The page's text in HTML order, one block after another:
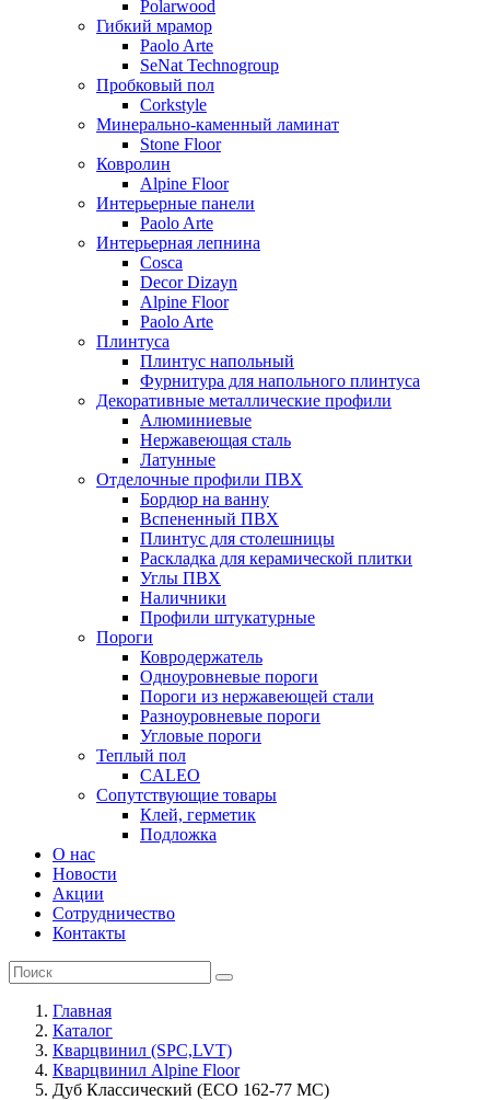
Polarwood
Гибкий мрамор
Paolo Arte
SeNat Technogroup
Пробковый пол
Corkstyle
Минерально-каменный ламинат
Stone Floor
Ковролин
Alpine Floor
Интерьерные панели
Paolo Arte
Интерьерная лепнина
Cosca
Decor Dizayn
Alpine Floor
Paolo Arte
Плинтуса
Плинтус напольный
Фурнитура для напольного плинтуса
Декоративные металлические профили
Алюминиевые
Нержавеющая сталь
Латунные
Отделочные профили ПВХ
Бордюр на ванну
Вспененный ПВХ
Плинтус для столешницы
Раскладка для керамической плитки
Углы ПВХ
Наличники
Профили штукатурные
Пороги
Ковродержатель
Одноуровневые пороги
Пороги из нержавеющей стали
Разноуровневые пороги
Угловые пороги
Теплый пол
CALEO
Сопутствующие товары
Клей, герметик
Подложка
О нас
Новости
Акции
Сотрудничество
Контакты
Главная
Каталог
Кварцвинил (SPC,LVT)
Кварцвинил Alpine Floor
Дуб Классический (ECO 162-77 MC)